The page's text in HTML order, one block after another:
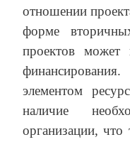
отношении
форме
проектов может
элементом
наличие
организации, что